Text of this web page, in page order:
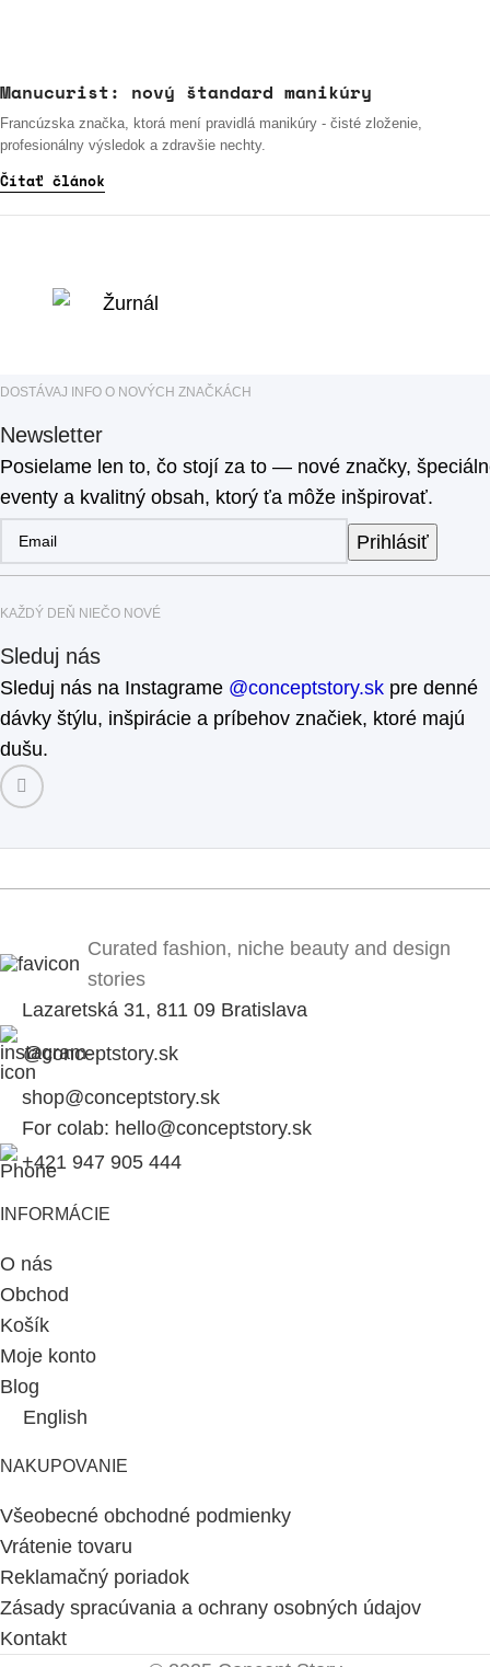
Manucurist: nový štandard manikúry
Francúzska značka, ktorá mení pravidlá manikúry - čisté zloženie,
profesionálny výsledok a zdravšie nechty.
Čítať článok
DOSTÁVAJ INFO O NOVÝCH ZNAČKÁCH
Newsletter
Posielame len to, čo stojí za to — nové značky,
eventy a kvalitný obsah, ktorý ťa môže inšpirovať.
Prihlásiť
KAŽDÝ DEŇ NIEČO NOVÉ
Sleduj nás
Sleduj nás na Instagrame @conceptstory.sk pre denné
dávky štýlu, inšpirácie a príbehov značiek, ktoré majú
dušu.
Curated fashion, niche beauty and design
stories
Lazaretská 31, 811 09 Bratislava
@conceptstory.sk
shop@conceptstory.sk
For colab: hello@conceptstory.sk
+421 947 905 444
INFORMÁCIE
O nás
Obchod
Košík
Moje konto
Blog
English
NAKUPOVANIE
Všeobecné obchodné podmienky
Vrátenie tovaru
Reklamačný poriadok
Zásady spracúvania a ochrany osobných údajov
Kontakt